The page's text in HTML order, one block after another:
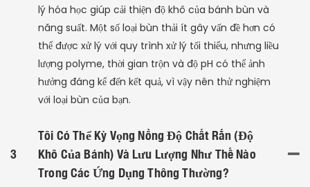
lý hóa học giúp cải thiện độ khô của bánh bùn và
năng suất. Một số loại bùn thải ít gây vấn đề hơn có
thể được xử lý với quy trình xử lý tối thiểu, nhưng liều
lượng polyme, thời gian trộn và độ pH có thể ảnh
hưởng đáng kể đến kết quả, vì vậy nên thử nghiệm
với loại bùn của bạn.
3
Tôi Có Thể Kỳ Vọng Nồng Độ Chất Rắn (độ
Khô Của Bánh) Và Lưu Lượng Như Thế Nào
Trong Các Ứng Dụng Thông Thường?